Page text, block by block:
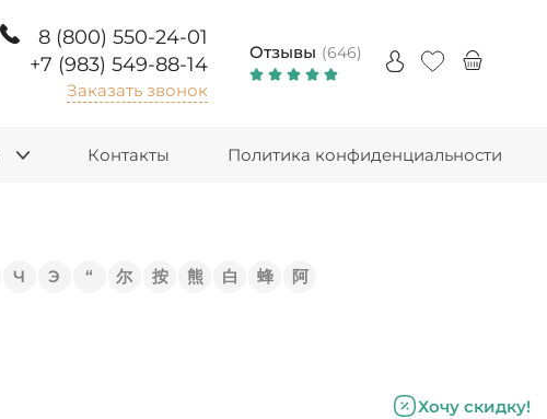
8 (800) 550-24-01
+7 (983) 549-88-14
Заказать звонок
Отзывы (646)
Контакты Политика конфиденциальности
Ч Э “ 尔 按 熊 白 蜂 阿
Хочу скидку!